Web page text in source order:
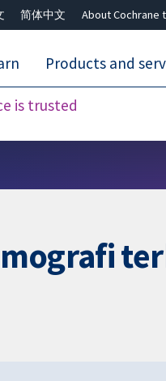
简体中文 About Cochrane
is trusted
Products and